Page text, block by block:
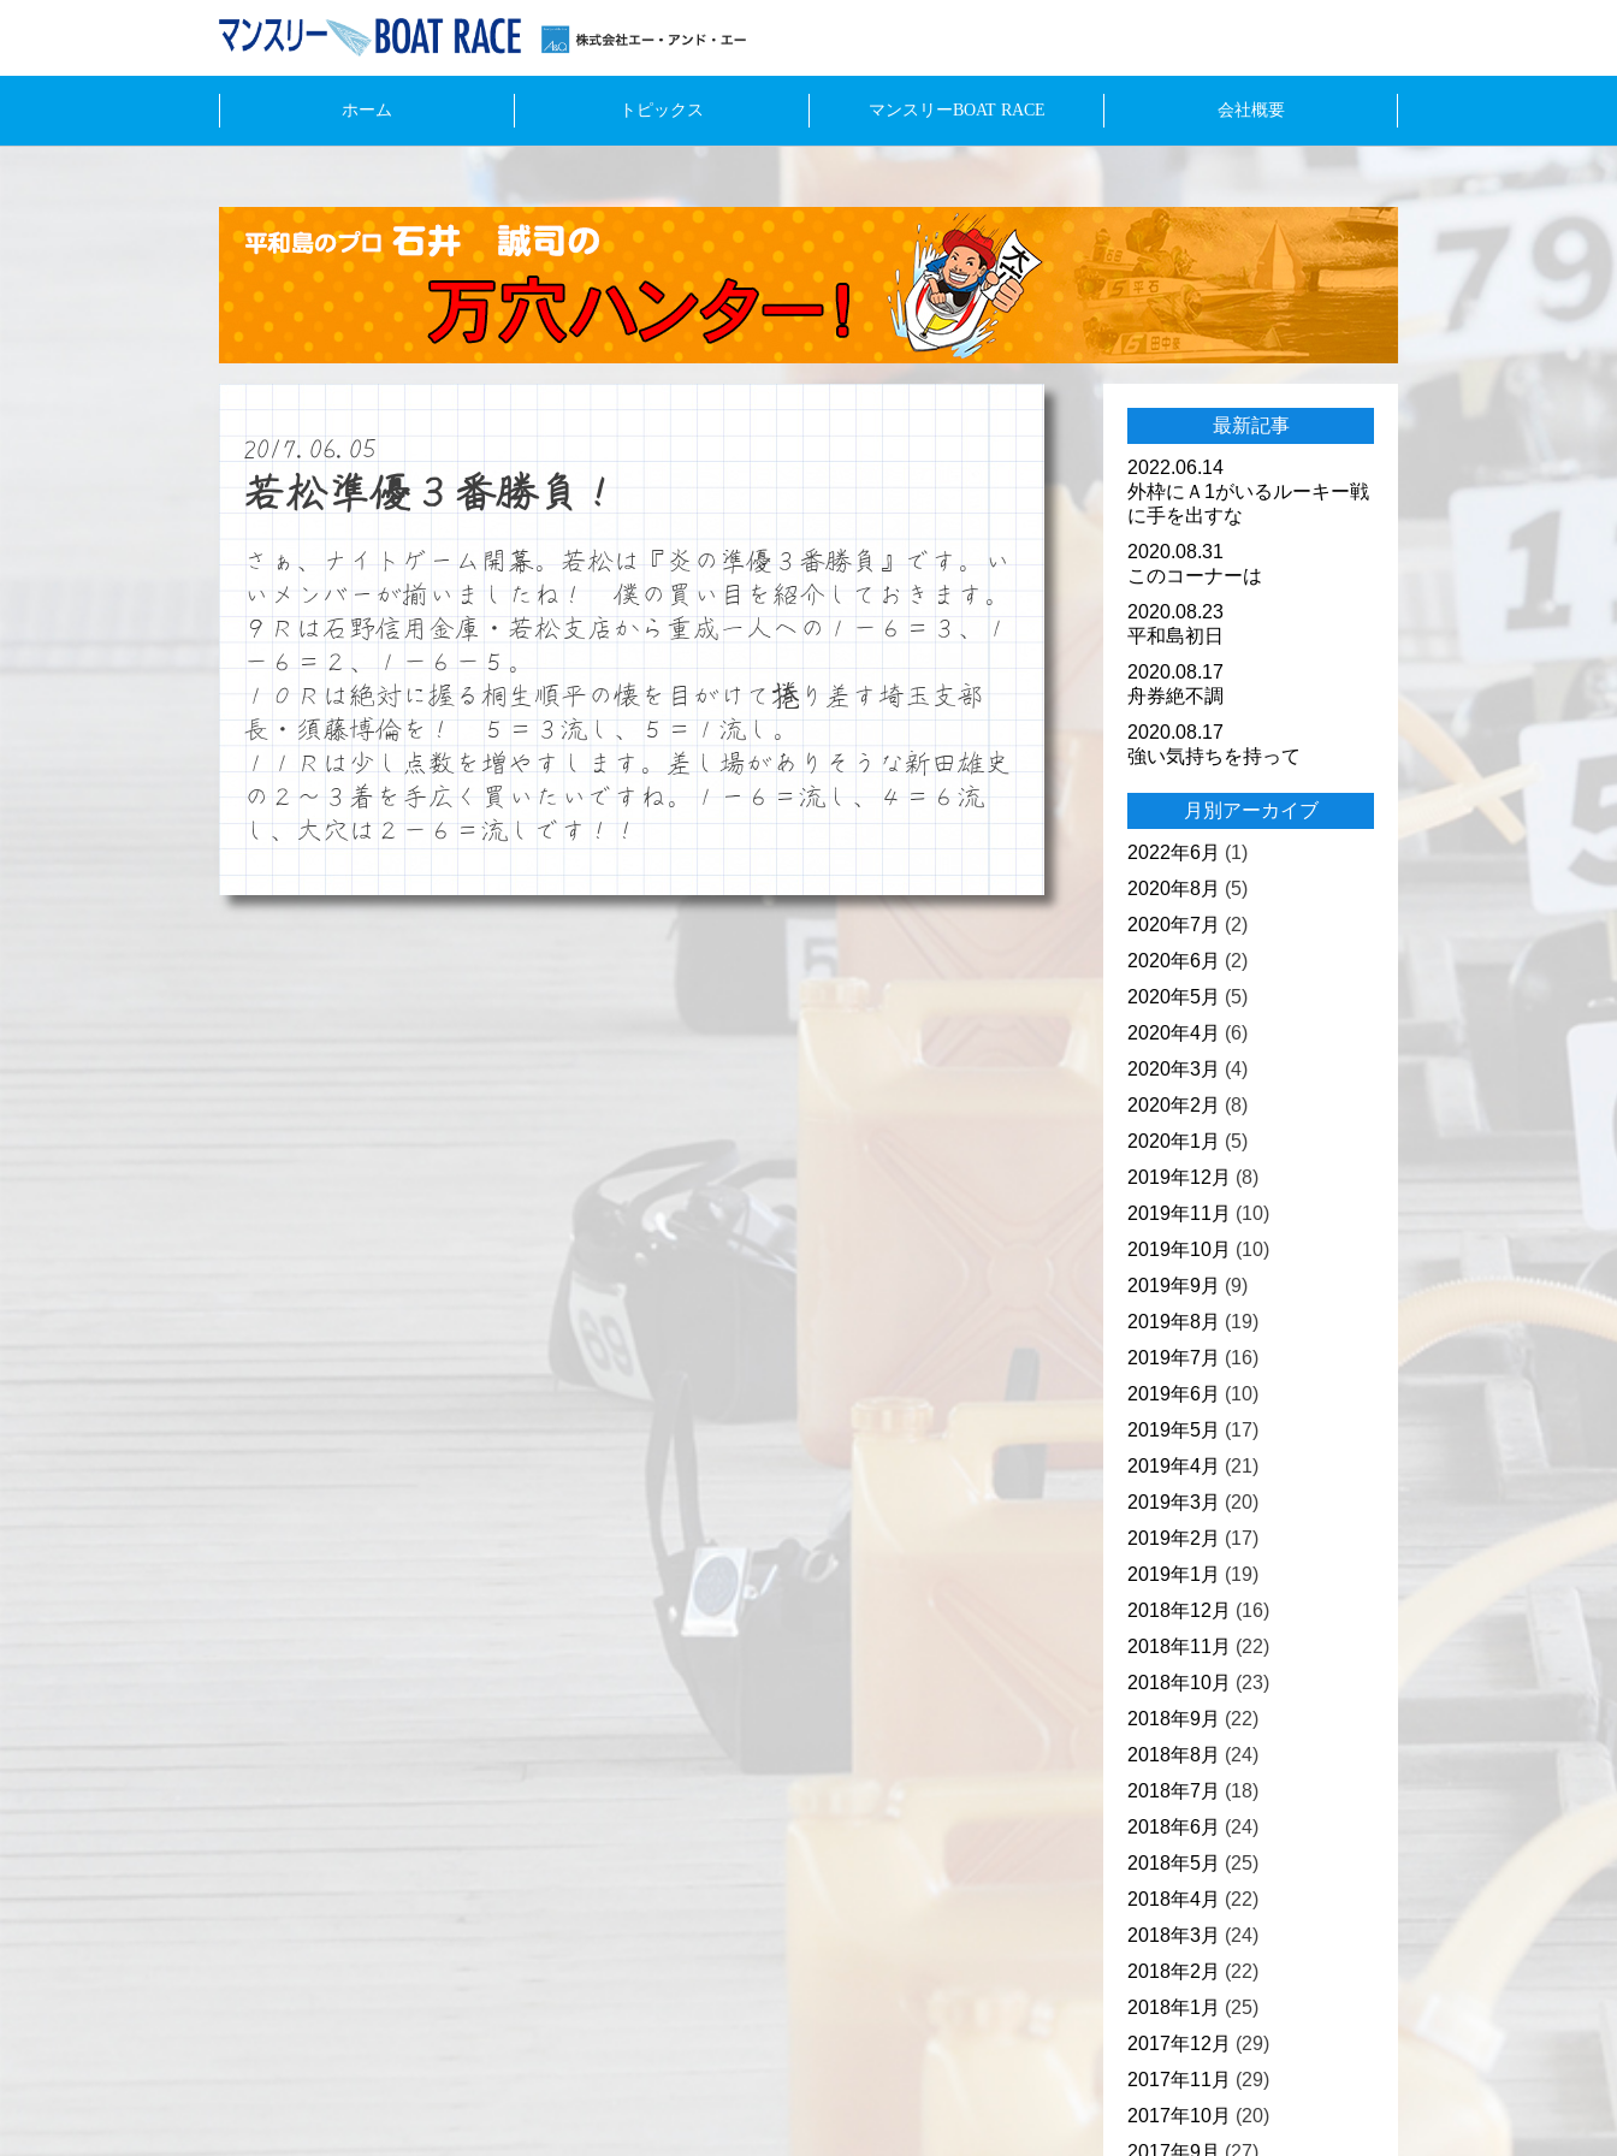
ホーム トピックス マンスリーBOAT RACE 会社概要
2017.06.05
若松準優３番勝負！
さぁ、ナイトゲーム開幕。若松は『炎の準優３番勝負』です。い
いメンバーが揃いましたね！ 僕の買い目を紹介しておきます。
９Ｒは石野信用金庫・若松支店から重成一人への１－６＝３、１
－６＝２、１－６－５。
１０Ｒは絶対に握る桐生順平の懐を目がけて捲り差す埼玉支部
長・須藤博倫を！ ５＝３流し、５＝１流し。
１１Ｒは少し点数を増やすします。差し場がありそうな新田雄史
の２～３着を手広く買いたいですね。１ー６＝流し、４＝６流
し、大穴は２－６＝流しです！！
最新記事
2022.06.14
外枠にＡ1がいるルーキー戦
に手を出すな
2020.08.31
このコーナーは
2020.08.23
平和島初日
2020.08.17
舟券絶不調
2020.08.17
強い気持ちを持って
月別アーカイブ
2022年6月 (1)
2020年8月 (5)
2020年7月 (2)
2020年6月 (2)
2020年5月 (5)
2020年4月 (6)
2020年3月 (4)
2020年2月 (8)
2020年1月 (5)
2019年12月 (8)
2019年11月 (10)
2019年10月 (10)
2019年9月 (9)
2019年8月 (19)
2019年7月 (16)
2019年6月 (10)
2019年5月 (17)
2019年4月 (21)
2019年3月 (20)
2019年2月 (17)
2019年1月 (19)
2018年12月 (16)
2018年11月 (22)
2018年10月 (23)
2018年9月 (22)
2018年8月 (24)
2018年7月 (18)
2018年6月 (24)
2018年5月 (25)
2018年4月 (22)
2018年3月 (24)
2018年2月 (22)
2018年1月 (25)
2017年12月 (29)
2017年11月 (29)
2017年10月 (20)
2017年9月 (27)